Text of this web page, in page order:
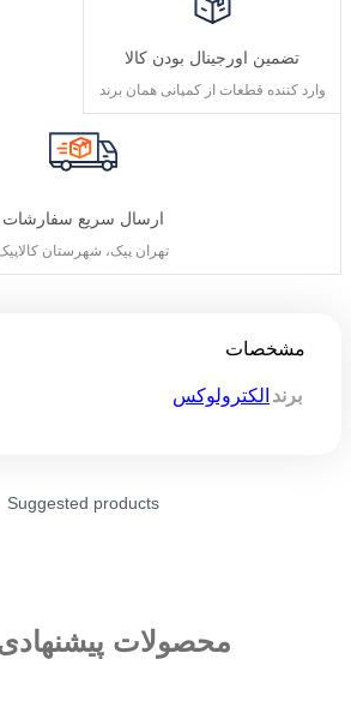
تضمین اورجینال بودن کالا
وارد کننده قطعات از کمپانی همان برند
ارسال سریع سفارشات
تهران پیک، شهرستان
مشخصات
برند الکترولوکس
Suggested products
محصولات